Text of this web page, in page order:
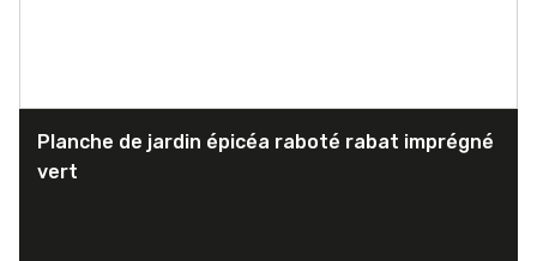
Planche de jardin épicéa raboté rabat imprégné
vert